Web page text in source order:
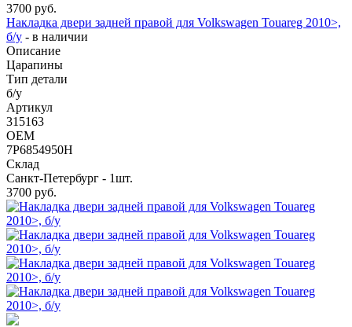
3700 руб.
Накладка двери задней правой для Volkswagen Touareg 2010>,
б/у - в наличии
Описание
Царапины
Тип детали
б/у
Артикул
315163
OEM
7P6854950H
Склад
Санкт-Петербург - 1шт.
3700 руб.